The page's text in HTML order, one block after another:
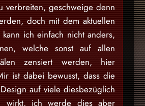
verbreiten, geschweige denn
doch mit dem aktuellen
kann ich einfach nicht anders,
welche sonst auf allen
zensiert werden, hier
ist dabei bewusst, dass die
auf viele diesbezüglich
wirkt, ich werde dies aber